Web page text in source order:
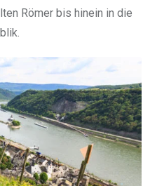
Römer bis hinein in die